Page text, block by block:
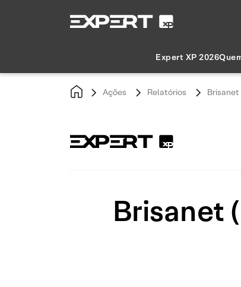
Expert XP 2026
Ações Relatórios Brisanet
Brisanet